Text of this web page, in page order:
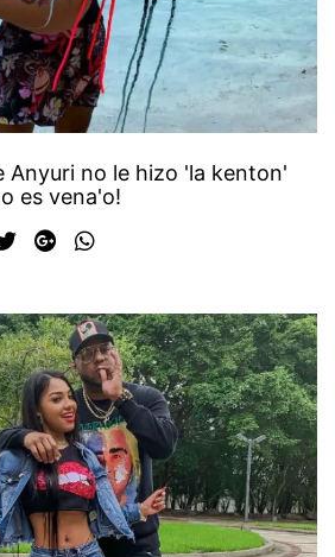
Anyuri no le hizo 'la kenton'
es vena'o!